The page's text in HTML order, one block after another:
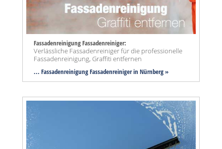
Fassadenreinigung Fassadenreiniger:
Verlässliche Fassadenreiniger für die professionelle
Fassadenreinigung, Graffiti entfernen
... Fassadenreinigung Fassadenreiniger in Nürnberg »